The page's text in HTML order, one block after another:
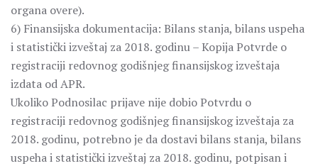
organa overe).
6) Finansijska dokumentacija: Bilans stanja, bilans uspeha
i statistički izveštaj za 2018. godinu – Kopija Potvrde o
registraciji redovnog godišnjeg finansijskog izveštaja
izdata od APR.
Ukoliko Podnosilac prijave nije dobio Potvrdu o
registraciji redovnog godišnjeg finansijskog izveštaja za
2018. godinu, potrebno je da dostavi bilans stanja, bilans
uspeha i statistički izveštaj za 2018. godinu, potpisan i